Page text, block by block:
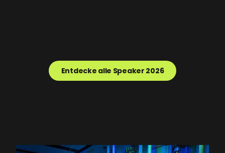
Entdecke alle Speaker 2026